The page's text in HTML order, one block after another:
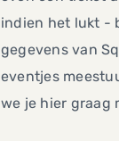
indien het lukt -
gegevens van
eventjes
we je hier graag